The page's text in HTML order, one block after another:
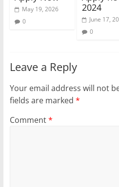
May 19, 2026
0
2024
June 17,
0
Leave a Reply
Your email address will not
fields are marked *
Comment*